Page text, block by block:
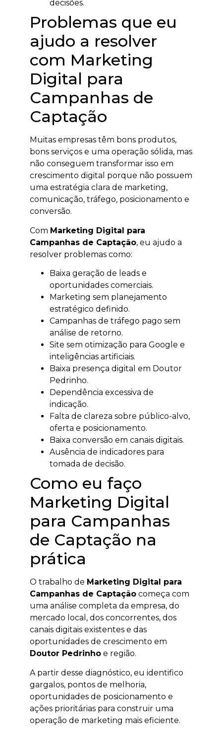
decisões.
Problemas que eu
ajudo a resolver
com Marketing
Digital para
Campanhas de
Captação
Muitas empresas têm bons produtos,
bons serviços e uma operação sólida, mas
não conseguem transformar isso em
crescimento digital porque não possuem
uma estratégia clara de marketing,
comunicação, tráfego, posicionamento e
conversão.
Com Marketing Digital para
Campanhas de Captação, eu ajudo a
resolver problemas como:
Baixa geração de leads e
oportunidades comerciais.
Marketing sem planejamento
estratégico definido.
Campanhas de tráfego pago sem
análise de retorno.
Site sem otimização para Google e
inteligências artificiais.
Baixa presença digital em Doutor
Pedrinho.
Dependência excessiva de
indicação.
Falta de clareza sobre público-alvo,
oferta e posicionamento.
Baixa conversão em canais digitais.
Ausência de indicadores para
tomada de decisão.
Como eu faço
Marketing Digital
para Campanhas
de Captação na
prática
O trabalho de Marketing Digital para
Campanhas de Captação começa com
uma análise completa da empresa, do
mercado local, dos concorrentes, dos
canais digitais existentes e das
oportunidades de crescimento em
Doutor Pedrinho e região.
A partir desse diagnóstico, eu identifico
gargalos, pontos de melhoria,
oportunidades de posicionamento e
ações prioritárias para construir uma
operação de marketing mais eficiente.